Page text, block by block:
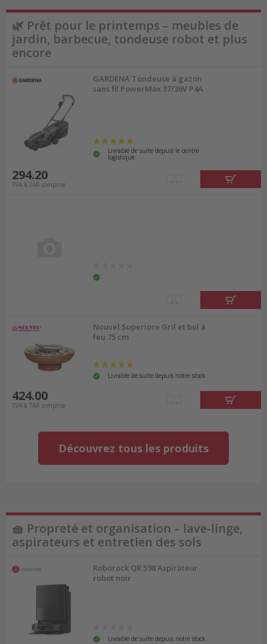
🌿 Prêt pour le printemps – meubles de
jardin, barbecue, tondeuse robot et plus
encore
GARDENA Tondeuse à gazon
sans fil PowerMax 37/36V P4A
Livrable de suite depuis le centre
logistique
294.20
TVA & TAR comprise
Nouvel Superiore Gril et bol à
feu 75 cm
Livrable de suite depuis notre stock
424.00
TVA & TAR comprise
Découvrez tous les produits
🧺 Propreté et organisation – lave-linge,
aspirateurs et entretien des sols
Roborock QR 598 Aspirateur
robot noir
Livrable de suite depuis notre stock